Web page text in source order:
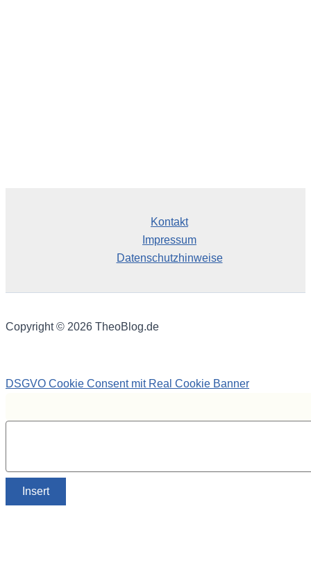
Kontakt
Impressum
Datenschutzhinweise
Copyright © 2026 TheoBlog.de
DSGVO Cookie Consent mit Real Cookie Banner
Insert